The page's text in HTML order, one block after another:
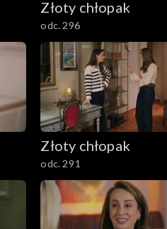
Złoty chłopak
odc. 296
Złoty chłopak
odc. 291